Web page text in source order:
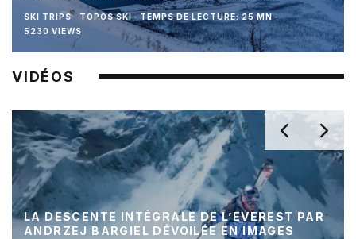
SKI TRIPS TOPOS SKI · TEMPS DE LECTURE: 25 MN ·
5230 VIEWS
VIDÉOS
LA DESCENTE INTÉGRALE DE L’EVEREST PAR
ANDRZEJ BARGIEL DÉVOILÉE EN IMAGES